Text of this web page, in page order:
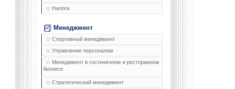
Налоги
Менеджмент
Спортивный менеджмент
Управление персоналом
Менеджмент в гостиничном и ресторанном
бизнесе
Стратегический менеджмент